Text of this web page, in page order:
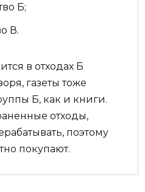
Б;
В.
в отходах Б
газеты тоже
Б, как и книги.
отходы,
поэтому
покупают.